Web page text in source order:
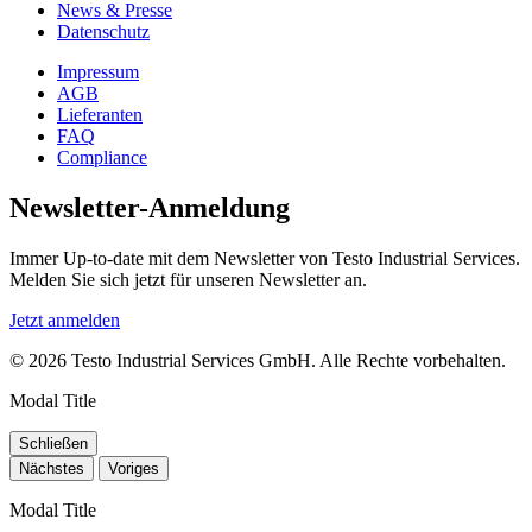
News & Presse
Datenschutz
Impressum
AGB
Lieferanten
FAQ
Compliance
Newsletter-Anmeldung
Immer Up-to-date mit dem Newsletter von Testo Industrial Services.
Melden Sie sich jetzt für unseren Newsletter an.
Jetzt anmelden
© 2026 Testo Industrial Services GmbH. Alle Rechte vorbehalten.
Modal Title
Schließen
Nächstes
Voriges
Modal Title